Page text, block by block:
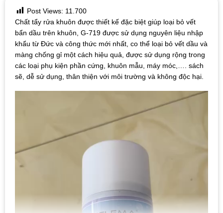
Post Views: 11.700
Chất tẩy rửa khuôn được thiết kế đặc biệt giúp loại bỏ vết
bẩn dầu trên khuôn, G-719 được sử dụng nguyên liệu nhập
khẩu từ Đức và công thức mới nhất, co thể loại bỏ vết dầu và
màng chống gỉ một cách hiệu quả, được sử dụng rộng trong
các loại phụ kiện phần cứng, khuôn mẫu, máy móc,…. sách
sẽ, dễ sử dụng, thân thiện với môi trường và không độc hại.